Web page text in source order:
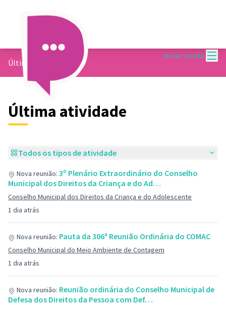
Iniciar sessão
Últimas atividades
Última atividade
Todos os tipos de atividade
1 dia atrás
Nova reunião: 3º Plenário Extraordinário do Conselho
Municipal dos Direitos da Criança e do Ad…
Conselho Municipal dos Direitos da Criança e do Adolescente
1 dia atrás
Nova reunião: Pauta da 306ª Reunião Ordinária do COMAC
Conselho Municipal do Meio Ambiente de Contagem
Nova reunião: Reunião ordinária do Conselho Municipal de
Defesa dos Direitos da Pessoa com Def…